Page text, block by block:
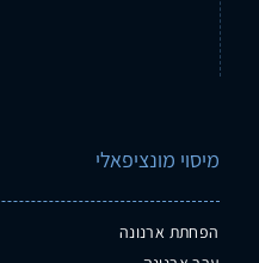
מיסוי מונציפאלי
הפחתת ארנונה